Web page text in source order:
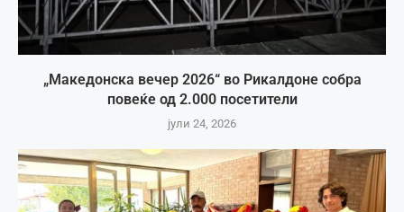
„Македонска вечер 2026“ во Рикалдоне собра
повеќе од 2.000 посетители
јули 24, 2026